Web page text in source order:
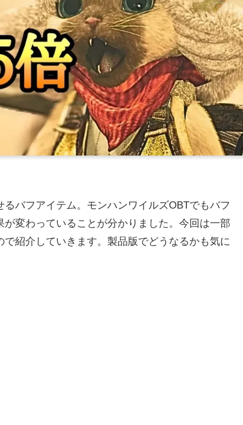
バフアイテム。モンハンワイルズOBTでもバフ
変わっていることが分かりました。今回は一部
紹介していきます。製品版でどうなるかも気に